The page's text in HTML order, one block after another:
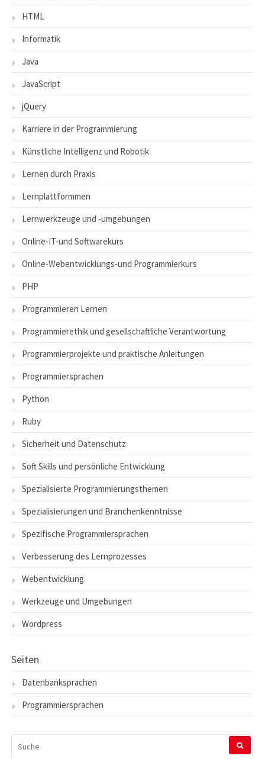
HTML
Informatik
Java
JavaScript
jQuery
Karriere in der Programmierung
Künstliche Intelligenz und Robotik
Lernen durch Praxis
Lernplattformmen
Lernwerkzeuge und -umgebungen
Online-IT-und Softwarekurs
Online-Webentwicklungs-und Programmierkurs
PHP
Programmieren Lernen
Programmierethik und gesellschaftliche Verantwortung
Programmierprojekte und praktische Anleitungen
Programmiersprachen
Python
Ruby
Sicherheit und Datenschutz
Soft Skills und persönliche Entwicklung
Spezialisierte Programmierungsthemen
Spezialisierungen und Branchenkenntnisse
Spezifische Programmiersprachen
Verbesserung des Lernprozesses
Webentwicklung
Werkzeuge und Umgebungen
Wordpress
Seiten
Datenbanksprachen
Programmiersprachen
NACH: